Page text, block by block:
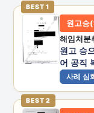
BEST 1
원고승
해임처분
원고 승
어 공직
사례 심
BEST 2